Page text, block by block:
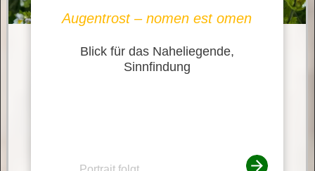
Augentrost – nomen est omen
Blick für das Naheliegende,
Sinnfindung